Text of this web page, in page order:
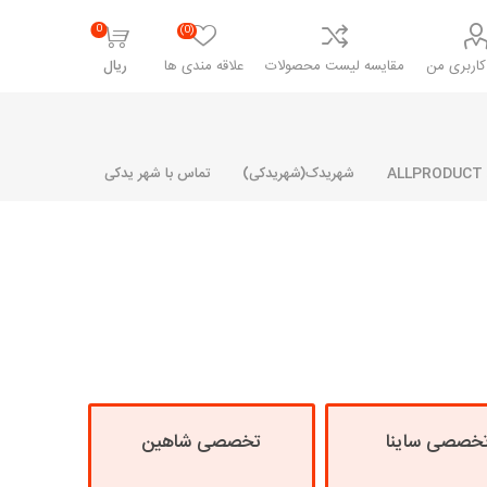
من مقایسه لیست محصولات علاقه مندی ها
(0)
0
ریال
پراید
مشترک رنو و ال 90
تخصصی ال 90
شهریدک(شهریدکی) تماس با شهر یدکی
ساینا تخصصی شاهین